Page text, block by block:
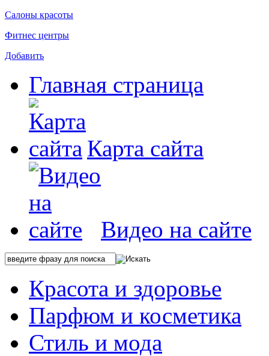
Салоны красоты
Фитнес центры
Добавить
Главная страница
Карта сайта
Видео на сайте
Красота и здоровье
Парфюм и косметика
Стиль и мода